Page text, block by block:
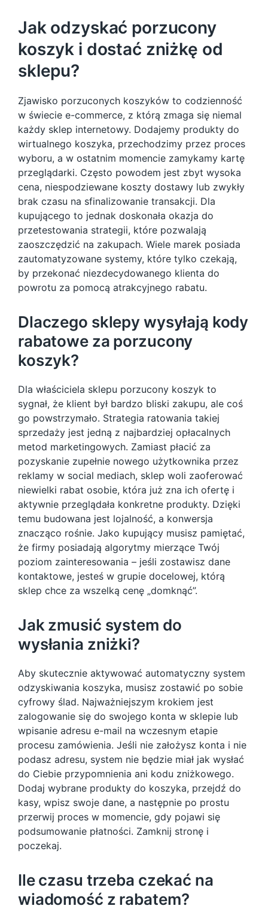
Jak odzyskać porzucony
koszyk i dostać zniżkę od
sklepu?
Zjawisko porzuconych koszyków to codzienność
w świecie e-commerce, z którą zmaga się niemal
każdy sklep internetowy. Dodajemy produkty do
wirtualnego koszyka, przechodzimy przez proces
wyboru, a w ostatnim momencie zamykamy kartę
przeglądarki. Często powodem jest zbyt wysoka
cena, niespodziewane koszty dostawy lub zwykły
brak czasu na sfinalizowanie transakcji. Dla
kupującego to jednak doskonała okazja do
przetestowania strategii, które pozwalają
zaoszczędzić na zakupach. Wiele marek posiada
zautomatyzowane systemy, które tylko czekają,
by przekonać niezdecydowanego klienta do
powrotu za pomocą atrakcyjnego rabatu.
Dlaczego sklepy wysyłają kody
rabatowe za porzucony
koszyk?
Dla właściciela sklepu porzucony koszyk to
sygnał, że klient był bardzo bliski zakupu, ale coś
go powstrzymało. Strategia ratowania takiej
sprzedaży jest jedną z najbardziej opłacalnych
metod marketingowych. Zamiast płacić za
pozyskanie zupełnie nowego użytkownika przez
reklamy w social mediach, sklep woli zaoferować
niewielki rabat osobie, która już zna ich ofertę i
aktywnie przeglądała konkretne produkty. Dzięki
temu budowana jest lojalność, a konwersja
znacząco rośnie. Jako kupujący musisz pamiętać,
że firmy posiadają algorytmy mierzące Twój
poziom zainteresowania – jeśli zostawisz dane
kontaktowe, jesteś w grupie docelowej, którą
sklep chce za wszelką cenę „domknąć”.
Jak zmusić system do
wysłania zniżki?
Aby skutecznie aktywować automatyczny system
odzyskiwania koszyka, musisz zostawić po sobie
cyfrowy ślad. Najważniejszym krokiem jest
zalogowanie się do swojego konta w sklepie lub
wpisanie adresu e-mail na wczesnym etapie
procesu zamówienia. Jeśli nie założysz konta i nie
podasz adresu, system nie będzie miał jak wysłać
do Ciebie przypomnienia ani kodu zniżkowego.
Dodaj wybrane produkty do koszyka, przejdź do
kasy, wpisz swoje dane, a następnie po prostu
przerwij proces w momencie, gdy pojawi się
podsumowanie płatności. Zamknij stronę i
poczekaj.
Ile czasu trzeba czekać na
wiadomość z rabatem?